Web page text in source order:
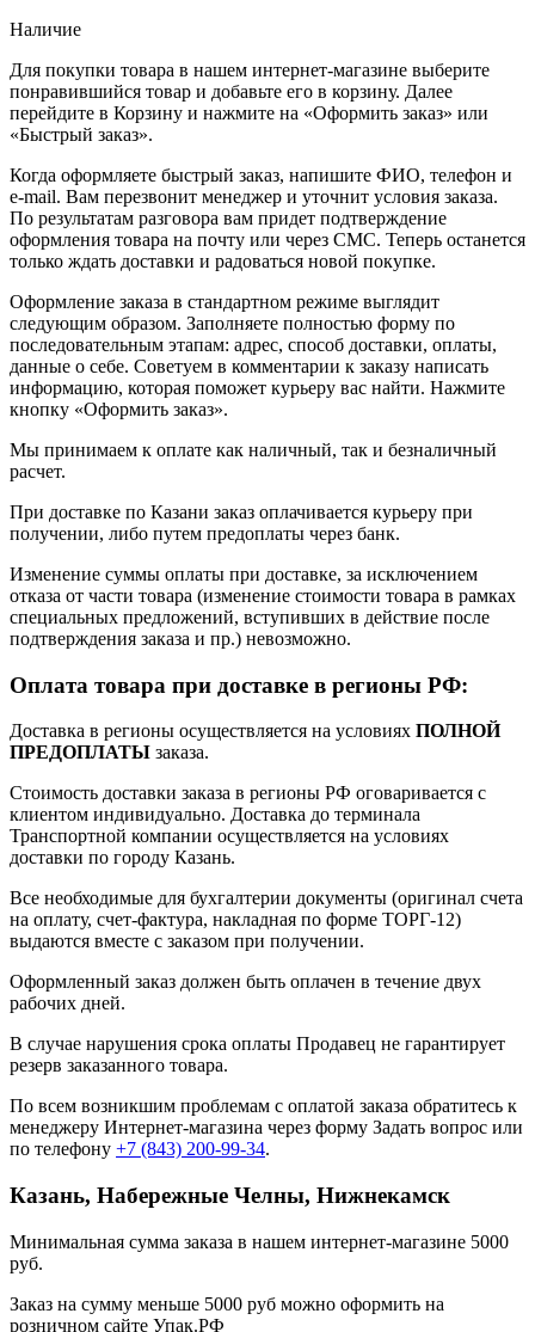
Наличие
Для покупки товара в нашем интернет-магазине выберите
понравившийся товар и добавьте его в корзину. Далее
перейдите в Корзину и нажмите на «Оформить заказ» или
«Быстрый заказ».
Когда оформляете быстрый заказ, напишите ФИО, телефон и
e-mail. Вам перезвонит менеджер и уточнит условия заказа.
По результатам разговора вам придет подтверждение
оформления товара на почту или через СМС. Теперь останется
только ждать доставки и радоваться новой покупке.
Оформление заказа в стандартном режиме выглядит
следующим образом. Заполняете полностью форму по
последовательным этапам: адрес, способ доставки, оплаты,
данные о себе. Советуем в комментарии к заказу написать
информацию, которая поможет курьеру вас найти. Нажмите
кнопку «Оформить заказ».
Мы принимаем к оплате как наличный, так и безналичный
расчет.
При доставке по Казани заказ оплачивается курьеру при
получении, либо путем предоплаты через банк.
Изменение суммы оплаты при доставке, за исключением
отказа от части товара (изменение стоимости товара в рамках
специальных предложений, вступивших в действие после
подтверждения заказа и пр.) невозможно.
Оплата товара при доставке в регионы РФ:
Доставка в регионы осуществляется на условиях ПОЛНОЙ
ПРЕДОПЛАТЫ заказа.
Стоимость доставки заказа в регионы РФ оговаривается с
клиентом индивидуально. Доставка до терминала
Транспортной компании осуществляется на условиях
доставки по городу Казань.
Все необходимые для бухгалтерии документы (оригинал счета
на оплату, счет-фактура, накладная по форме ТОРГ-12)
выдаются вместе с заказом при получении.
Оформленный заказ должен быть оплачен в течение двух
рабочих дней.
В случае нарушения срока оплаты Продавец не гарантирует
резерв заказанного товара.
По всем возникшим проблемам с оплатой заказа обратитесь к
менеджеру Интернет-магазина через форму Задать вопрос или
по телефону +7 (843) 200-99-34.
Казань, Набережные Челны, Нижнекамск
Минимальная сумма заказа в нашем интернет-магазине 5000
руб.
Заказ на сумму меньше 5000 руб можно оформить на
розничном сайте Упак.РФ